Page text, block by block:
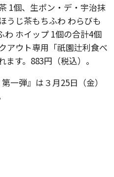
1個、生ポン・デ・宇治抹
うじ茶もちふわ わらびも
わ ホイップ 1個の合計4個
アウト専用「祇園辻利食べ
す。883円（税込）。
一弾』は３月25日（金）